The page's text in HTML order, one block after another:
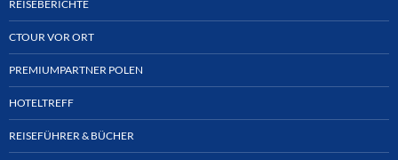
REISEBERICHTE
CTOUR VOR ORT
PREMIUMPARTNER POLEN
HOTELTREFF
REISEFÜHRER & BÜCHER